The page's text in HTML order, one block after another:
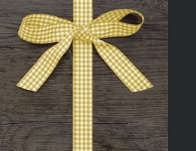
Neuer
Escape
Room
in
Essen!